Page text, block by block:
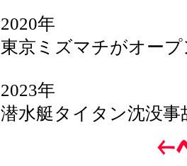
2020年
東京ミズマチがオープ
2023年
潜水艇タイタン沈没事